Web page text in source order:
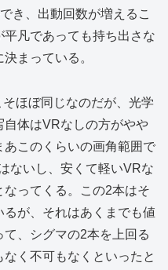
き、出動回数が増えるこ
凡であっても持ち出さな
まっている。
ほぼ同じなのだが、光学
体はVRなしの方がやや
このくらいの画角範囲で
ないし、安くて軽いVRな
ってくる。この2本はそ
が、それはあくまでも値
、シグマの2本を上回る
く不可もなくといったと